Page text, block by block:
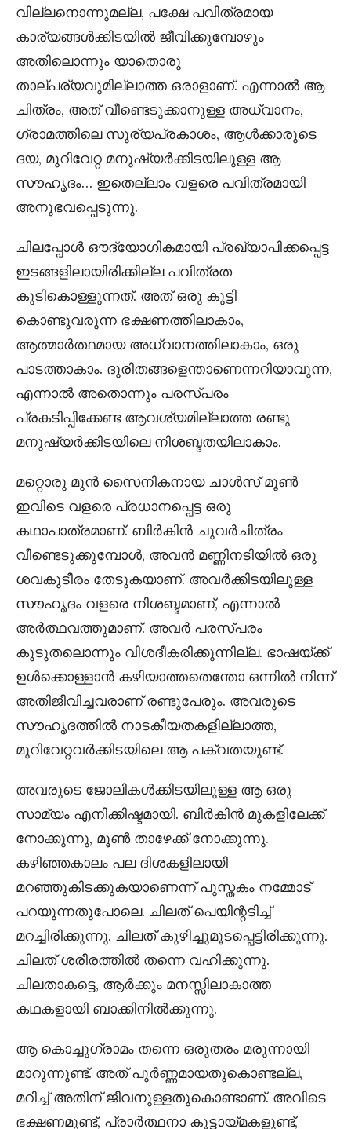
വില്ലനൊന്നുമല്ല, പക്ഷേ പവിത്രമായ
കാര്യങ്ങൾക്കിടയിൽ ജീവിക്കുമ്പോഴും
അതിലൊന്നും യാതൊരു
താല്പര്യവുമില്ലാത്ത ഒരാളാണ്. എന്നാൽ ആ
ചിത്രം, അത് വീണ്ടെടുക്കാനുള്ള അധ്വാനം,
ഗ്രാമത്തിലെ സൂര്യപ്രകാശം, ആൾക്കാരുടെ
ദയ, മുറിവേറ്റ മനുഷ്യർക്കിടയിലുള്ള ആ
സൗഹൃദം… ഇതെല്ലാം വളരെ പവിത്രമായി
അനുഭവപ്പെടുന്നു.
ചിലപ്പോൾ ഔദ്യോഗികമായി പ്രഖ്യാപിക്കപ്പെട്ട
ഇടങ്ങളിലായിരിക്കില്ല പവിത്രത
കുടികൊള്ളുന്നത്. അത് ഒരു കുട്ടി
കൊണ്ടുവരുന്ന ഭക്ഷണത്തിലാകാം,
ആത്മാർത്ഥമായ അധ്വാനത്തിലാകാം, ഒരു
പാടത്താകാം. ദുരിതങ്ങളെന്താണെന്നറിയാവുന്ന,
എന്നാൽ അതൊന്നും പരസ്പരം
പ്രകടിപ്പിക്കേണ്ട ആവശ്യമില്ലാത്ത രണ്ടു
മനുഷ്യർക്കിടയിലെ നിശബ്ദതയിലാകാം.
മറ്റൊരു മുൻ സൈനികനായ ചാൾസ് മൂൺ
ഇവിടെ വളരെ പ്രധാനപ്പെട്ട ഒരു
കഥാപാത്രമാണ്. ബിർകിൻ ചുവർചിത്രം
വീണ്ടെടുക്കുമ്പോൾ, അവൻ മണ്ണിനടിയിൽ ഒരു
ശവകുടീരം തേടുകയാണ്. അവർക്കിടയിലുള്ള
സൗഹൃദം വളരെ നിശബ്ദമാണ്, എന്നാൽ
അർത്ഥവത്തുമാണ്. അവർ പരസ്പരം
കൂടുതലൊന്നും വിശദീകരിക്കുന്നില്ല. ഭാഷയ്ക്ക്
ഉൾക്കൊള്ളാൻ കഴിയാത്തതെന്തോ ഒന്നിൽ നിന്ന്
അതിജീവിച്ചവരാണ് രണ്ടുപേരും. അവരുടെ
സൗഹൃദത്തിൽ നാടകീയതകളില്ലാത്ത,
മുറിവേറ്റവർക്കിടയിലെ ആ പക്വതയുണ്ട്.
അവരുടെ ജോലികൾക്കിടയിലുള്ള ആ ഒരു
സാമ്യം എനിക്കിഷ്ടമായി. ബിർകിൻ മുകളിലേക്ക്
നോക്കുന്നു, മൂൺ താഴേക്ക് നോക്കുന്നു.
കഴിഞ്ഞകാലം പല ദിശകളിലായി
മറഞ്ഞുകിടക്കുകയാണെന്ന് പുസ്തകം നമ്മോട്
പറയുന്നതുപോലെ. ചിലത് പെയിന്റടിച്ച്
മറച്ചിരിക്കുന്നു. ചിലത് കുഴിച്ചുമൂടപ്പെട്ടിരിക്കുന്നു.
ചിലത് ശരീരത്തിൽ തന്നെ വഹിക്കുന്നു.
ചിലതാകട്ടെ, ആർക്കും മനസ്സിലാകാത്ത
കഥകളായി ബാക്കിനിൽക്കുന്നു.
ആ കൊച്ചുഗ്രാമം തന്നെ ഒരുതരം മരുന്നായി
മാറുന്നുണ്ട്. അത് പൂർണ്ണമായതുകൊണ്ടല്ല,
മറിച്ച് അതിന് ജീവനുള്ളതുകൊണ്ടാണ്. അവിടെ
ഭക്ഷണമുണ്ട്, പ്രാർത്ഥനാ കൂട്ടായ്മകളുണ്ട്,